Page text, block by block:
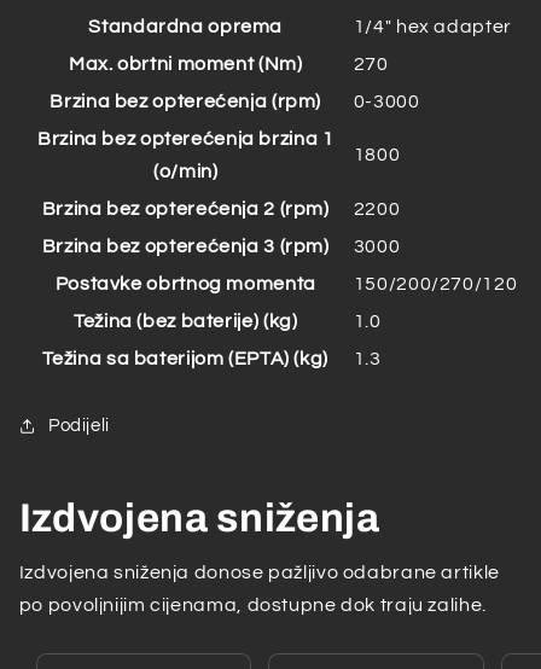
Standardna oprema
1/4″ hex adapter
Max. obrtni moment (Nm)
270
Brzina bez opterećenja (rpm)
0-3000
Brzina bez opterećenja brzina 1
(o/min)
1800
Brzina bez opterećenja 2 (rpm)
2200
Brzina bez opterećenja 3 (rpm)
3000
Postavke obrtnog momenta
150/200/270/120
Težina (bez baterije) (kg)
1.0
Težina sa baterijom (EPTA) (kg)
1.3
Podijeli
Izdvojena sniženja
Izdvojena sniženja donose pažljivo odabrane artikle
po povoljnijim cijenama, dostupne dok traju zalihe.